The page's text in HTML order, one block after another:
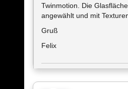
Twinmotion. Die
angewählt und mit
Gruß
Felix